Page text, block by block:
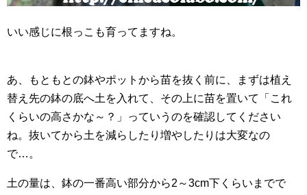
いい感じに根っこも育ってますね。
あ、もともとの鉢やポットから苗を抜く前に、まずは植え
替え先の鉢の底へ土を入れて、その上に苗を置いて「これ
くらいの高さかな～？」っていうのを確認してください
ね。抜いてから土を減らしたり増やしたりは大変なの
で…。
土の量は、鉢の一番高い部分から2～3cm下くらいまでで